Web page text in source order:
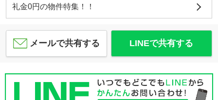
礼金0円の物件特集！！
メールで共有する LINEで共有する